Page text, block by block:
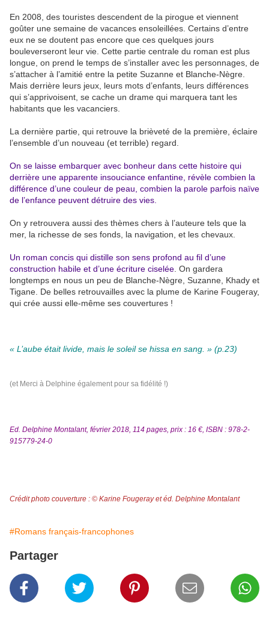
En 2008, des touristes descendent de la pirogue et viennent
goûter une semaine de vacances ensoleillées. Certains d’entre
eux ne se doutent pas encore que ces quelques jours
bouleverseront leur vie. Cette partie centrale du roman est plus
longue, on prend le temps de s’installer avec les personnages, de
s’attacher à l’amitié entre la petite Suzanne et Blanche-Nègre.
Mais derrière leurs jeux, leurs mots d’enfants, leurs différences
qui s’apprivoisent, se cache un drame qui marquera tant les
habitants que les vacanciers.
La dernière partie, qui retrouve la brièveté de la première, éclaire
l’ensemble d’un nouveau (et terrible) regard.
On se laisse embarquer avec bonheur dans cette histoire qui
derrière une apparente insouciance enfantine, révèle combien la
différence d’une couleur de peau, combien la parole parfois naïve
de l’enfance peuvent détruire des vies.
On y retrouvera aussi des thèmes chers à l’auteure tels que la
mer, la richesse de ses fonds, la navigation, et les chevaux.
Un roman concis qui distille son sens profond au fil d’une
construction habile et d’une écriture ciselée . On gardera
longtemps en nous un peu de Blanche-Nègre, Suzanne, Khady et
Tigane. De belles retrouvailles avec la plume de Karine Fougeray,
qui crée aussi elle-même ses couvertures !
« L’aube était livide, mais le soleil se hissa en sang. » (p.23)
(et Merci à Delphine également pour sa fidélité !)
Ed. Delphine Montalant, février 2018, 114 pages, prix : 16 €, ISBN : 978-2-
915779-24-0
Crédit photo couverture : © Karine Fougeray et éd. Delphine Montalant
#Romans français-francophones
Partager